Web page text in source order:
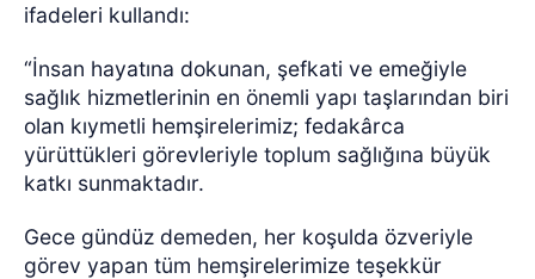
ifadeleri kullandı:
“İnsan hayatına dokunan, şefkati ve emeğiyle
sağlık hizmetlerinin en önemli yapı taşlarından biri
olan kıymetli hemşirelerimiz; fedakârca
yürüttükleri görevleriyle toplum sağlığına büyük
katkı sunmaktadır.
Gece gündüz demeden, her koşulda özveriyle
görev yapan tüm hemşirelerimize teşekkür